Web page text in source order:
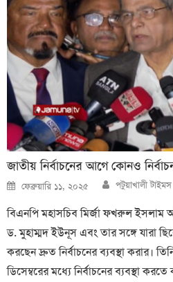
জাতীয় নির্বাচনের আগে কোনও
Posted
on
ফেব্রুয়ারি ১১, ২০২৫ Author
পটুয়াখালী টাইমস
বিএনপি মহাসচিব মির্জা ফখরুল ইসলাম
ড. মুহাম্মদ ইউনূস এবং তার সঙ্গে যারা
করছেন দ্রুত নির্বাচনের ব্যবস্থা করার।
ডিসেম্বরের মধ্যে নির্বাচনের ব্যবস্থা